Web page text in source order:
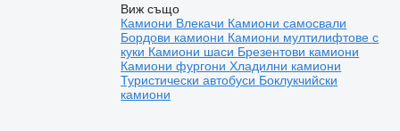
Виж също
Камиони Влекачи Камиони самосвали
Бордови камиони Камиони мултилифтове с
куки Камиони шаси Брезентови камиони
Камиони фургониХладилни камиони
Туристически автобуси Боклукчийски
камиони